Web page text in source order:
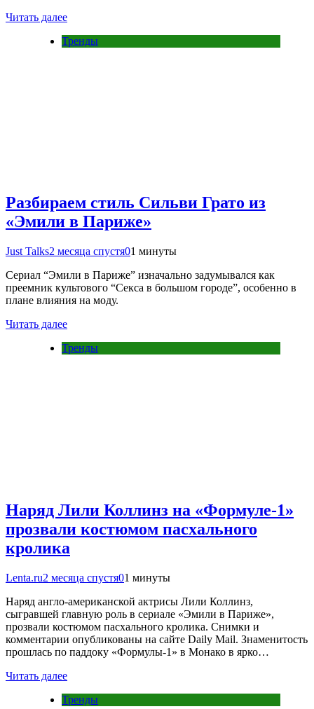
Читать далее
Тренды
Разбираем стиль Сильви Грато из
«Эмили в Париже»
Just Talks2 месяца спустя01 минуты
Сериал “Эмили в Париже” изначально задумывался как
преемник культового “Секса в большом городе”, особенно в
плане влияния на моду.
Читать далее
Тренды
Наряд Лили Коллинз на «Формуле-1»
прозвали костюмом пасхального
кролика
Lenta.ru2 месяца спустя01 минуты
Наряд англо-американской актрисы Лили Коллинз,
сыгравшей главную роль в сериале «Эмили в Париже»,
прозвали костюмом пасхального кролика. Снимки и
комментарии опубликованы на сайте Daily Mail. Знаменитость
прошлась по паддоку «Формулы-1» в Монако в ярко…
Читать далее
Тренды